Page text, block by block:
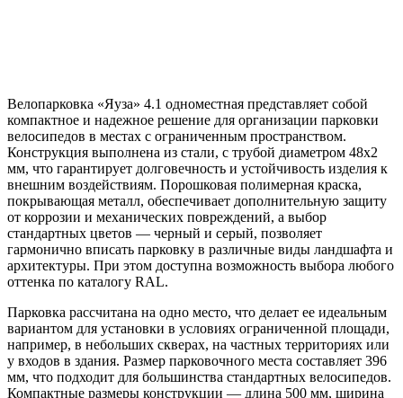
Велопарковка «Яуза» 4.1 одноместная представляет собой
компактное и надежное решение для организации парковки
велосипедов в местах с ограниченным пространством.
Конструкция выполнена из стали, с трубой диаметром 48x2
мм, что гарантирует долговечность и устойчивость изделия к
внешним воздействиям. Порошковая полимерная краска,
покрывающая металл, обеспечивает дополнительную защиту
от коррозии и механических повреждений, а выбор
стандартных цветов — черный и серый, позволяет
гармонично вписать парковку в различные виды ландшафта и
архитектуры. При этом доступна возможность выбора любого
оттенка по каталогу RAL.
Парковка рассчитана на одно место, что делает ее идеальным
вариантом для установки в условиях ограниченной площади,
например, в небольших скверах, на частных территориях или
у входов в здания. Размер парковочного места составляет 396
мм, что подходит для большинства стандартных велосипедов.
Компактные размеры конструкции — длина 500 мм, ширина